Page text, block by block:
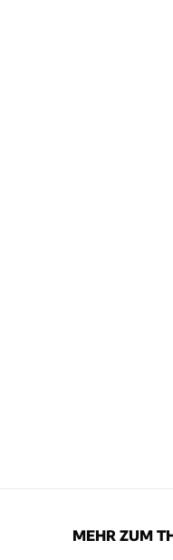
MEHR ZUM